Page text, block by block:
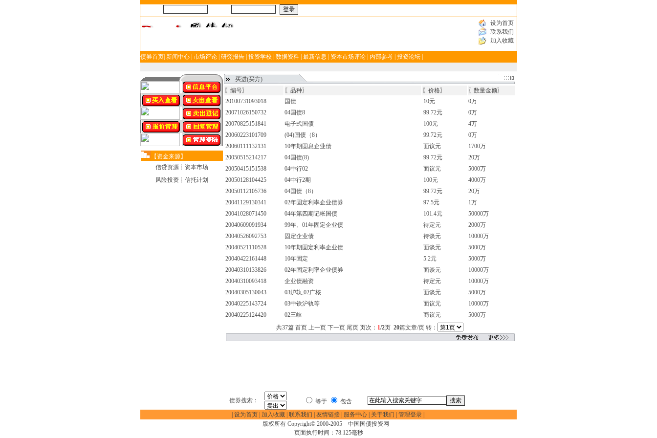
设为首页
联系我们
加入收藏
债券首页 新闻中心 市场评论 研究报告 投资学校 数据资料 最新信息 资本市场评论 内部参考 投资论坛
【资金来源】
信贷资源┊资本市场
风险投资┊信托计划
买进(买方)
〖编号〗
〖品种〗 〖价格〗
〖数量金额〗
20100731093018
国债 10元
0万
20071026150732
04国债8 99.72元
0万
20070825151841
电子式国债 100元
4万
20060223101709
(04)国债（8） 99.72元
0万
20060111132131
10年期固息企业债 面议元
1700万
20050515214217
04国债(8) 99.72元
20万
20050415151538
04中行02 面议元
5000万
20050128104425
04中行2期 100元
4000万
20050112105736
04国债（8） 99.72元
20万
20041129130341
02年固定利率企业债券 97.5元
1万
20041028071450
04年第四期记帐国债 101.4元
50000万
20040609091934
99年、01年固定企业债 待定元
2000万
20040526092753
固定企业债 待谈元
10000万
20040521110528
10年期固定利率企业债 面谈元
5000万
20040422161448
10年固定 5.2元
5000万
20040310133826
02年固定利率企业债券 面谈元
10000万
20040310093418
企业债融资 待定元
10000万
20040305130043
03沪轨,02广核 面谈元
5000万
20040225143724
03中铁沪轨等 面议元
10000万
20040225124420
02三峡 商议元
5000万
共37篇 首页 上一页 下一页 尾页页次： 1/2页 20篇文章/页 转：
债券搜索： 等于
包含
设为首页| 加入收藏| 联系我们 友情链接| 服务中心 | 关于我们 管理登录|
版权所有 Copyright© 2000-2005 中国国债投资网
页面执行时间：78.125毫秒